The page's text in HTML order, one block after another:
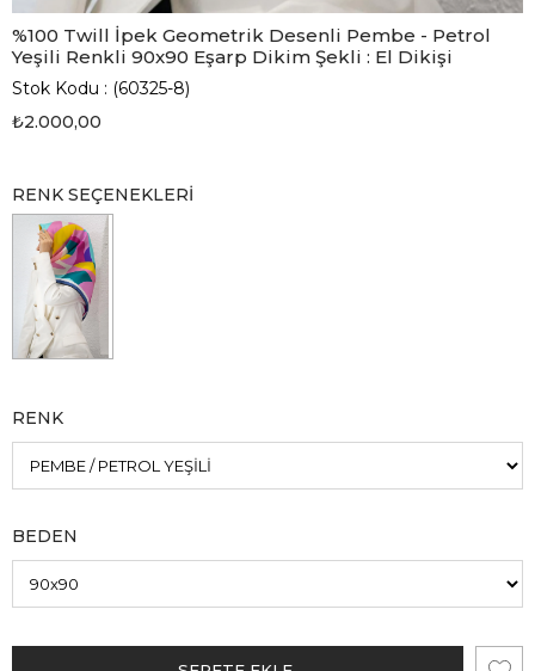
%100 Twill İpek Geometrik Desenli Pembe - Petrol
Yeşili Renkli 90x90 Eşarp Dikim Şekli : El Dikişi
Stok Kodu
(60325-8)
₺2.000,00
RENK SEÇENEKLERI
RENK
BEDEN